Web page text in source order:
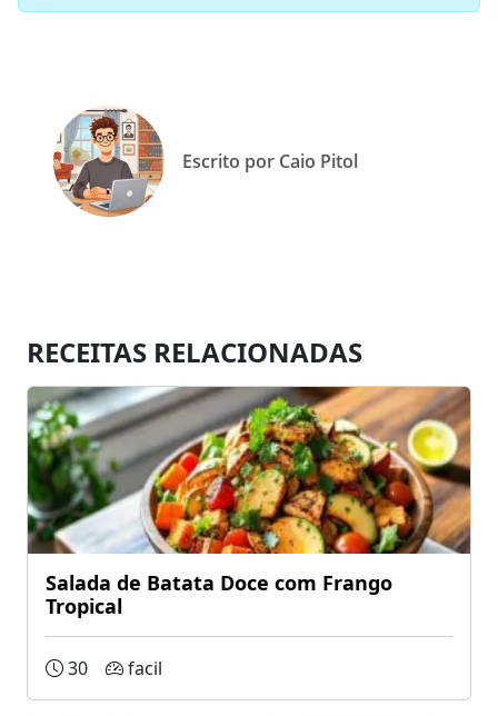
Escrito por Caio Pitol
RECEITAS RELACIONADAS
Salada de Batata Doce com Frango
Tropical
30 facil